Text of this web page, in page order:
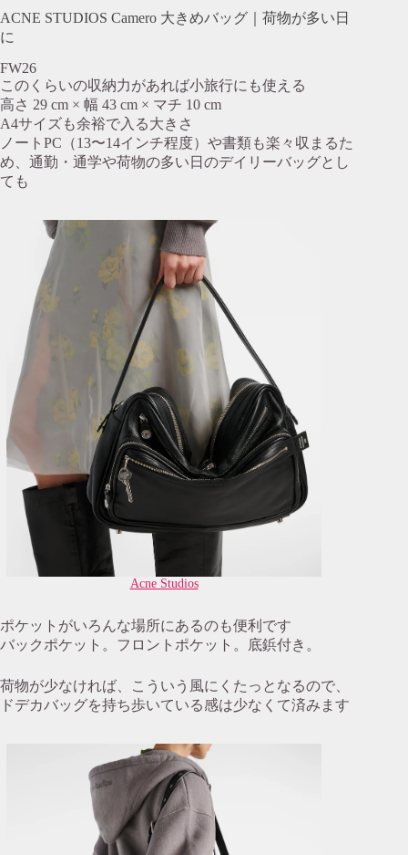
ACNE STUDIOS Camero 大きめバッグ｜荷物が多い日
に
FW26
このくらいの収納力があれば小旅行にも使える
高さ 29 cm × 幅 43 cm × マチ 10 cm
A4サイズも余裕で入る大きさ
ノートPC（13〜14インチ程度）や書類も楽々収まるた
め、通勤・通学や荷物の多い日のデイリーバッグとし
ても
Acne Studios
ポケットがいろんな場所にあるのも便利です
バックポケット。フロントポケット。底鋲付き。
荷物が少なければ、こういう風にくたっとなるので、
ドデカバッグを持ち歩いている感は少なくて済みます